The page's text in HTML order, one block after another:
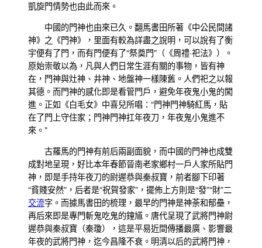
凱旋門情勢也由此而來。
中國的門神也由來已久。翻馬書田所著《中公民間諸
神》之《門神》，里面有較為詳盡之說明，可以說有了衡
宇便有了門，而有門便有了“祭奠門”（《周禮·祀法》）。
原始崇敬以為，凡與人們日常生涯有關的事物，皆有神
在，門神與灶神、井神、地盤神一樣陳舊。人們祀之以報
其德。而門神的感化即是看管門戶，避免年夜鬼小鬼的闖
進。正如《白毛女》中喜兒所唱：“門神門神騎紅馬，貼
在了門上守住家；門神門神扛年夜刀，年夜鬼小鬼進不
來。”
古羅馬的門神有前后兩副面貌，而中國的門神也成雙
成對地呈現，好比本年春節晉南老家鄉村一戶人家所貼門
神，即是手持年夜刀的尉遲恭與秦叔寶，前者腳下印著
“貧賤安然”，后者是“祝賀發家”，擺佈上方則是“發”“財”二
交流字。而據馬書田的梳理，最早的門神是神荼和郁壘，
再后來即是專門斬鬼吃鬼的鐘馗。唐代呈現了武將門神尉
遲恭與秦叔寶（秦瓊），這是平易近間傳播最廣、影響最
年夜的武將門神，迄今昌隆不衰。明清以后的武將門神，